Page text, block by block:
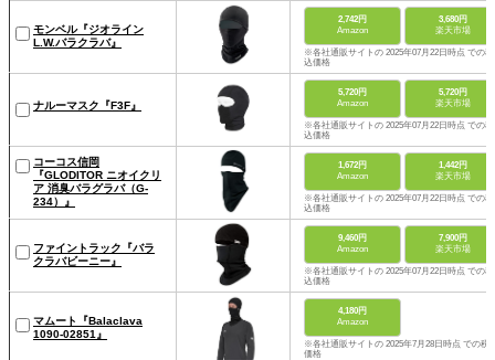
モンベル『ジオライン
L.W.バラクラバ』
2,742円
Amazon
3,680円
楽天市場
※各社通販サイトの 2025年07月22日時点 での税
込価格
ナルーマスク『F3F』
5,720円
Amazon
5,720円
楽天市場
※各社通販サイトの 2025年07月22日時点 での税
込価格
コーコス信岡
『GLODITOR ニオイクリ
ア 消臭バラグラバ（G-
234）』
1,672円
Amazon
1,442円
楽天市場
※各社通販サイトの 2025年07月22日時点 での税
込価格
ファイントラック『バラ
クラバビーニー』
9,460円
Amazon
7,900円
楽天市場
※各社通販サイトの 2025年07月22日時点 での税
込価格
マムート『Balaclava
1090-02851』
4,180円
Amazon
※各社通販サイトの 2025年7月28日時点 での税
価格